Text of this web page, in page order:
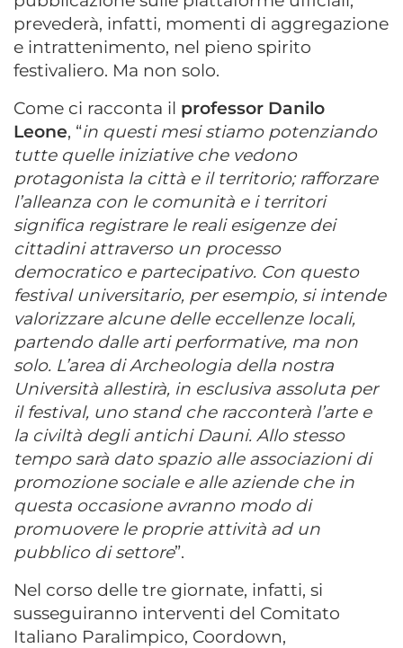
prevederà, infatti, momenti di aggregazione
e intrattenimento, nel pieno spirito
festivaliero. Ma non solo.
Come ci racconta il professor Danilo
Leone, “in questi mesi stiamo potenziando
tutte quelle iniziative che vedono
protagonista la città e il territorio; rafforzare
l’alleanza con le comunità e i territori
significa registrare le reali esigenze dei
cittadini attraverso un processo
democratico e partecipativo. Con questo
festival universitario, per esempio, si intende
valorizzare alcune delle eccellenze locali,
partendo dalle arti performative, ma non
solo. L’area di Archeologia della nostra
Università allestirà, in esclusiva assoluta per
il festival, uno stand che racconterà l’arte e
la civiltà degli antichi Dauni. Allo stesso
tempo sarà dato spazio alle associazioni di
promozione sociale e alle aziende che in
questa occasione avranno modo di
promuovere le proprie attività ad un
pubblico di settore”.
Nel corso delle tre giornate, infatti, si
susseguiranno interventi del Comitato
Italiano Paralimpico, Coordown,